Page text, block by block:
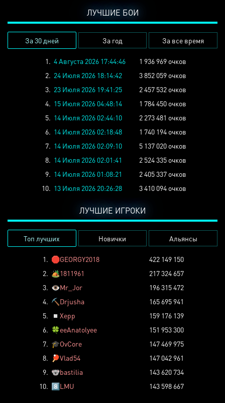
ЛУЧШИЕ БОИ
За 30 дней За год За все время
1. 4 Августа 2026 17:44:46
1 936 969 очков
2. 24 Июля 2026 18:14:42
3 852 059 очков
3. 23 Июля 2026 19:41:25
2 457 532 очков
4. 15 Июля 2026 04:48:14
1 784 450 очков
5. 14 Июля 2026 02:44:10
2 273 481 очков
6. 14 Июля 2026 02:18:48
1 740 194 очков
7. 14 Июля 2026 02:09:10
5 137 020 очков
8. 14 Июля 2026 02:01:41
2 524 335 очков
9. 14 Июля 2026 01:08:21
2 405 337 очков
10. 13 Июля 2026 20:26:28 3 410 094 очков
ЛУЧШИЕ ИГРОКИ
Топ лучших Новички Альянсы
1. 🛑GEORGY2018
422 149 150
2. 🏕️1811961
217 324 657
3. 👁️Mr_Jor
196 315 472
4. ⛏️ Drjusha
165 695 941
5.
◽ Xepp
159 176 139
6. 🍀eeAnatolyee
151 953 300
7. 🎓OvCore
147 469 975
8.
🏓Vlad54
147 042 961
9. 🐨bastilia
143 620 734
10. 8️⃣LMU 143 598 667